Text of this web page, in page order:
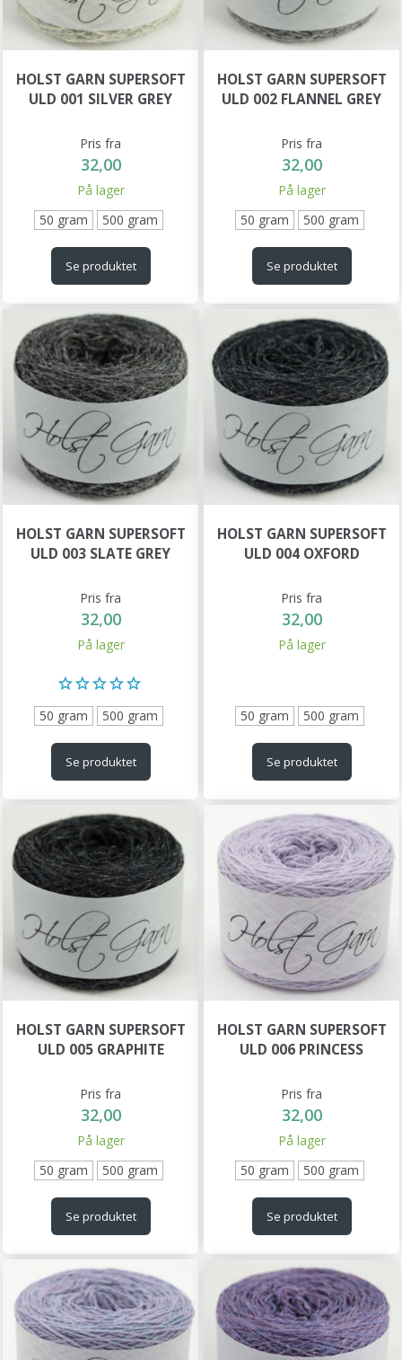
HOLST GARN SUPERSOFT
ULD 001 SILVER GREY
Pris fra
32,00
På lager
50 gram
500 gram
Se produktet
HOLST GARN SUPERSOFT
ULD 002 FLANNEL GREY
Pris fra
32,00
På lager
50 gram
500 gram
Se produktet
HOLST GARN SUPERSOFT
ULD 003 SLATE GREY
Pris fra
32,00
På lager
50 gram 500 gram
Se produktet
HOLST GARN SUPERSOFT
ULD 004 OXFORD
Pris fra
32,00
På lager
50 gram 500 gram
Se produktet
HOLST GARN SUPERSOFT
ULD 005 GRAPHITE
Pris fra
32,00
På lager
50 gram
500 gram
Se produktet
HOLST GARN SUPERSOFT
ULD 006 PRINCESS
Pris fra
32,00
På lager
50 gram
500 gram
Se produktet